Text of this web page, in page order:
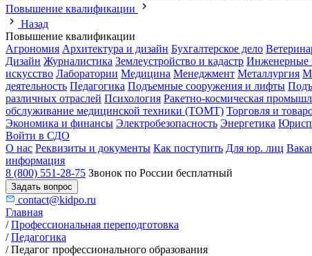
Повышение квалификации
Назад
Повышение квалификации
Агрономия Архитектура и дизайн Бухгалтерское дело
Дизайн Журналистика Землеустройство и кадастр Инженерные
искусство Лаборатории Медицина Менеджмент Металлургия
деятельность Педагогика Подъемные сооружения и лифты
различных отраслей Психология Ракетно-космическая
обслуживание медицинской техники (ТОМТ) Торговля и
Экономика и финансы Электробезопасность Энергетика
Войти в СДО
О нас Реквизиты и документы Как поступить Для юр. лиц
информация
8 (800) 551-28-75 Звонок по России бесплатный
Задать вопрос
contact@kidpo.ru
Главная
/ Профессиональная переподготовка
/ Педагогика
/ Педагог профессионального образования